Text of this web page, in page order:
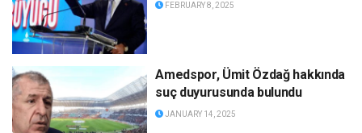
FEBRUARY 8, 2025
Amedspor, Ümit Özdağ hakkında
suç duyurusunda bulundu
JANUARY 14, 2025